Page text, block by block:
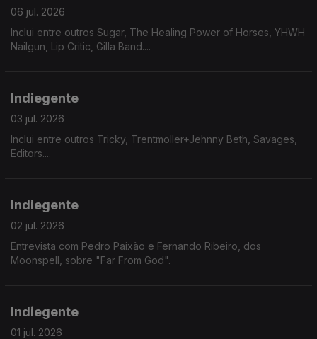
06 jul. 2026
Inclui entre outros Sugar, The Healing Power of Horses, YHWH
Nailgun, Lip Critic, Gilla Band....
Indiegente
03 jul. 2026
Inclui entre outros Tricky, Trentmoller+Jehnny Beth, Savages,
Editors....
Indiegente
02 jul. 2026
Entrevista com Pedro Paixão e Fernando Ribeiro, dos
Moonspell, sobre "Far From God".
Indiegente
01 jul. 2026